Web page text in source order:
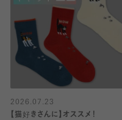
2026.07.23
【猫好きさんに】オススメ！